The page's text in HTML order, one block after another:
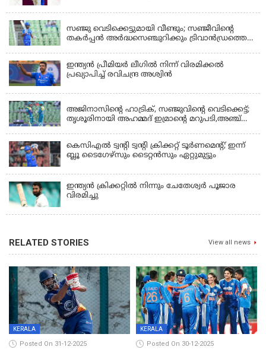
സഞ്ജു വെടിക്കെട്ടുമായി വീണ്ടും; സഞ്ജീവിന്‍റെ
തകർപ്പൻ അർദ്ധസെഞ്ചുറിക്കും ട്രിവാൻഡ്രത്തെ
ഇന്ത്യന്‍ പ്രീമിയര്‍ ലീഗില്‍ നിന്ന് വിരമിക്കല്‍
പ്രഖ്യാപിച്ച് രവിചന്ദ്ര അശ്വിന്‍
അജിനാസിന്റെ ഹാട്രിക്, സഞ്ജുവിന്റെ വെടിക്കെട്ട്;
തൃശൂരിനായി അഹമ്മദ് ഇമ്രാന്റെ മറുപടി,അഞ്ച്
കെസിഎൽ ട്വൻ്റി ട്വൻ്റി ക്രിക്കറ്റ് ടൂർണമെൻ്റ്; ഇന്ന്
ബ്ലൂ ടൈഗേഴ്സും ടൈറ്റൻസും ഏറ്റുമുട്ടും
ഇന്ത്യന്‍ ക്രിക്കറ്റിൽ നിന്നും ചേതേശ്വര്‍ പൂജാര
വിരമിച്ചു
RELATED STORIES View all news
KERALA
Posted On 31-12-2025
KERALA
Posted On 30-12-2025